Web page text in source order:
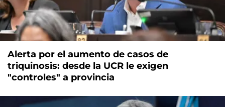
Alerta por el aumento de casos de
triquinosis: desde la UCR le exigen
"controles" a provincia